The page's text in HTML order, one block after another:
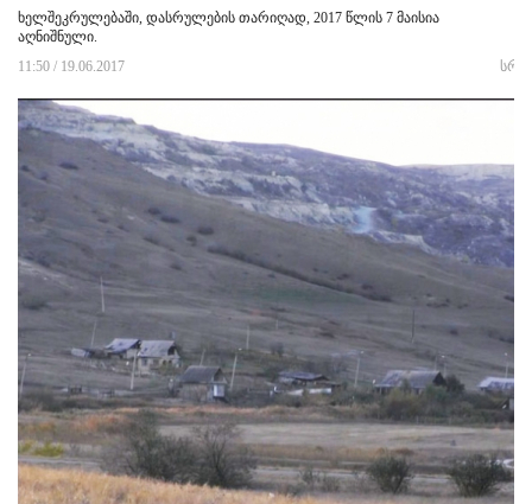
ხელშეკრულებაში, დასრულების თარიღად, 2017 წლის 7 მაისია
აღნიშნული.
11:50 / 19.06.2017